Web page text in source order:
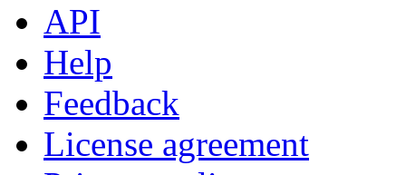
API
Help
Feedback
License agreement